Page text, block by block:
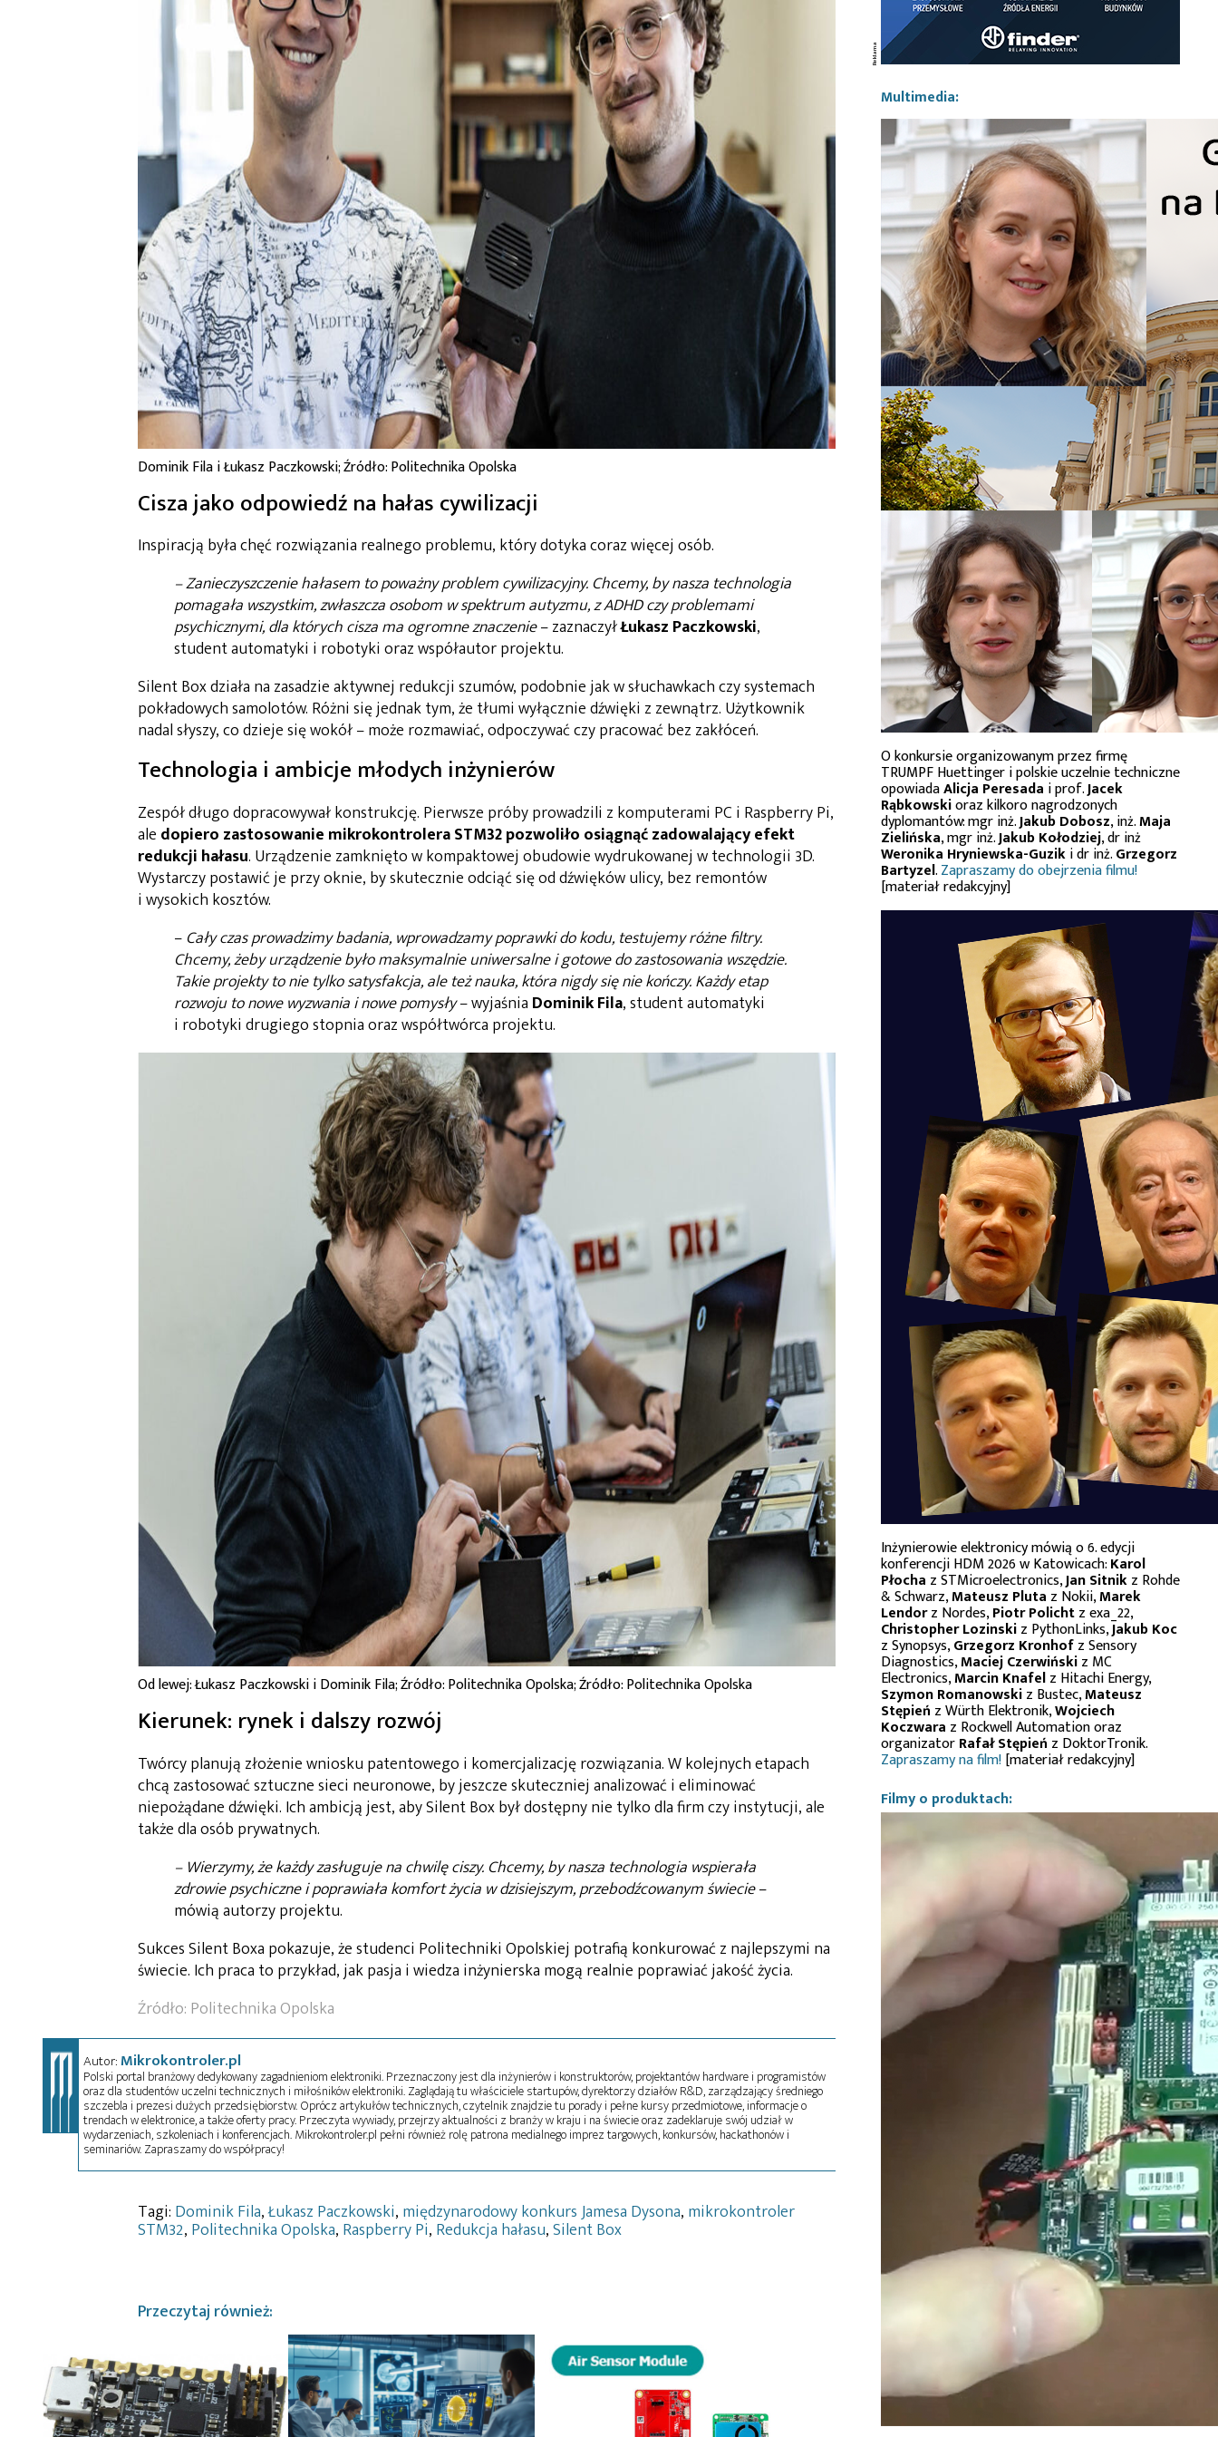
Dominik Fila i Łukasz Paczkowski; Źródło: Politechnika Opolska
Cisza jako odpowiedź na hałas cywilizacji
Inspiracją była chęć rozwiązania realnego problemu, który dotyka coraz więcej osób.
– Zanieczyszczenie hałasem to poważny problem cywilizacyjny. Chcemy, by nasza technologia
pomagała wszystkim, zwłaszcza osobom w spektrum autyzmu, z ADHD czy problemami
psychicznymi, dla których cisza ma ogromne znaczenie– zaznaczyłŁukasz Paczkowski,
student automatyki i robotyki oraz współautor projektu.
Silent Box działa na zasadzie aktywnej redukcji szumów, podobnie jak w słuchawkach czy systemach
pokładowych samolotów. Różni się jednak tym, że tłumi wyłącznie dźwięki z zewnątrz. Użytkownik
nadal słyszy, co dzieje się wokół – może rozmawiać, odpoczywać czy pracować bez zakłóceń.
Technologia i ambicje młodych inżynierów
Zespół długo dopracowywał konstrukcję. Pierwsze próby prowadzili z komputerami PC i Raspberry Pi,
ale dopiero zastosowanie mikrokontrolera STM32 pozwoliło osiągnąć zadowalający efekt
redukcji hałasu. Urządzenie zamknięto w kompaktowej obudowie wydrukowanej w technologii 3D.
Wystarczy postawić je przy oknie, by skutecznie odciąć się od dźwięków ulicy, bez remontów
i wysokich kosztów.
– Cały czas prowadzimy badania, wprowadzamy poprawki do kodu, testujemy różne filtry.
Chcemy, żeby urządzenie było maksymalnie uniwersalne i gotowe do zastosowania wszędzie.
Takie projekty to nie tylko satysfakcja, ale też nauka, która nigdy się nie kończy. Każdy etap
rozwoju to nowe wyzwania i nowe pomysły– wyjaśnia Dominik Fila, student automatyki
i robotyki drugiego stopnia oraz współtwórca projektu.
Od lewej: Łukasz Paczkowski i Dominik Fila; Źródło: Politechnika Opolska; Źródło: Politechnika Opolska
Kierunek: rynek i dalszy rozwój
Twórcy planują złożenie wniosku patentowego i komercjalizację rozwiązania. W kolejnych etapach
chcą zastosować sztuczne sieci neuronowe, by jeszcze skuteczniej analizować i eliminować
niepożądane dźwięki. Ich ambicją jest, aby Silent Box był dostępny nie tylko dla firm czy instytucji, ale
także dla osób prywatnych.
– Wierzymy, że każdy zasługuje na chwilę ciszy. Chcemy, by nasza technologia wspierała
zdrowie psychiczne i poprawiała komfort życia w dzisiejszym, przebodźcowanym świecie–
mówią autorzy projektu.
Sukces Silent Boxa pokazuje, że studenci Politechniki Opolskiej potrafią konkurować z najlepszymi na
świecie. Ich praca to przykład, jak pasja i wiedza inżynierska mogą realnie poprawiać jakość życia.
Źródło: Politechnika Opolska
Autor:Mikrokontroler.pl
Polski portal branżowy dedykowany zagadnieniom elektroniki. Przeznaczony jest dla inżynierów i konstruktorów, projektantów hardware i programistów
oraz dla studentów uczelni technicznych i miłośników elektroniki. Zaglądają tu właściciele startupów, dyrektorzy działów R&D, zarządzający średniego
szczebla i prezesi dużych przedsiębiorstw. Oprócz artykułów technicznych, czytelnik znajdzie tu porady i pełne kursy przedmiotowe, informacje o
trendach w elektronice, a także oferty pracy. Przeczyta wywiady, przejrzy aktualności z branży w kraju i na świecie oraz zadeklaruje swój udział w
wydarzeniach, szkoleniach i konferencjach. Mikrokontroler.pl pełni również rolę patrona medialnego imprez targowych, konkursów, hackathonów i
seminariów. Zapraszamy do współpracy!
Tagi: Dominik Fila,Łukasz Paczkowski, międzynarodowy konkurs Jamesa Dysona, mikrokontroler
STM32, Politechnika Opolska, Raspberry Pi, Redukcja hałasu,Silent Box
Przeczytaj również:
Multimedia:
O konkursie organizowanym przez firmę
TRUMPF Huettinger i polskie uczelnie techniczne
opowiadaAlicja Peresada i prof.Jacek
Rąbkowskioraz kilkoro nagrodzonych
dyplomantów: mgr inż.Jakub Dobosz, inż.Maja
Zielińska, mgr inż.Jakub Kołodziej, dr inż
Weronika Hryniewska-Guziki dr inż.Grzegorz
Bartyzel.Zapraszamy do obejrzenia filmu!
[materiał redakcyjny]
Inżynierowie elektronicy mówią o 6. edycji
konferencji HDM 2026 w Katowicach:Karol
Płocha z STMicroelectronics,Jan Sitnikz Rohde
& Schwarz,Mateusz Pluta z Nokii,Marek
Lendorz Nordes,Piotr Polichtz exa_22,
Christopher Lozinskiz PythonLinks,Jakub Koc
z Synopsys,Grzegorz Kronhofz Sensory
Diagnostics,Maciej Czerwińskiz MC
Electronics,Marcin Knafelz Hitachi Energy,
Szymon Romanowskiz Bustec,Mateusz
Stępień z Würth Elektronik,Wojciech
Koczwara z Rockwell Automation oraz
organizatorRafał Stępień z DoktorTronik.
Zapraszamy na film![materiał redakcyjny]
Filmy o produktach: